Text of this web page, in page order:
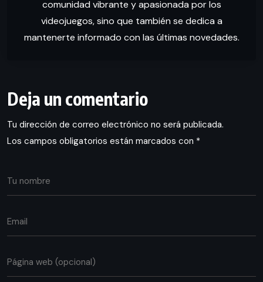
comunidad vibrante y apasionada por los
videojuegos, sino que también se dedica a
mantenerte informado con las últimas novedades.
Deja un comentario
Tu dirección de correo electrónico no será publicada.
Los campos obligatorios están marcados con *